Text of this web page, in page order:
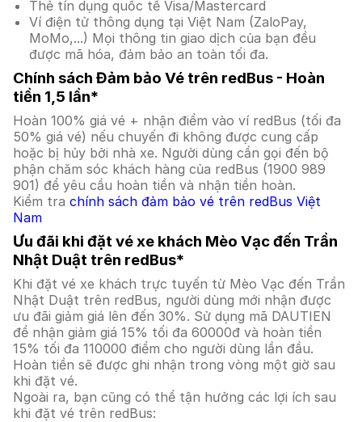
Thẻ tín dụng quốc tế Visa/Mastercard
Ví điện tử thông dụng tại Việt Nam (ZaloPay,
MoMo,...) Mọi thông tin giao dịch của bạn đều
được mã hóa, đảm bảo an toàn tối đa.
Chính sách Đảm bảo Vé trên redBus - Hoàn
tiền 1,5 lần*
Hoàn 100% giá vé + nhận điểm vào ví redBus (tối đa
50% giá vé) nếu chuyến đi không được cung cấp
hoặc bị hủy bởi nhà xe. Người dùng cần gọi đến bộ
phận chăm sóc khách hàng của redBus (1900 989
901) để yêu cầu hoàn tiền và nhận tiền hoàn.
Kiểm tra chính sách đảm bảo vé trên redBus Việt
Nam
Ưu đãi khi đặt vé xe khách Mèo Vạc đến Trần
Nhật Duật trên redBus*
Khi đặt vé xe khách trực tuyến từ Mèo Vạc đến Trần
Nhật Duật trên redBus, người dùng mới nhận được
ưu đãi giảm giá lên đến 30%. Sử dụng mã DAUTIEN
để nhận giảm giá 15% tối đa 60000đ và hoàn tiền
15% tối đa 110000 điểm cho người dùng lần đầu.
Hoàn tiền sẽ được ghi nhận trong vòng một giờ sau
khi đặt vé.
Ngoài ra, bạn cũng có thể tận hưởng các lợi ích sau
khi đặt vé trên redBus: